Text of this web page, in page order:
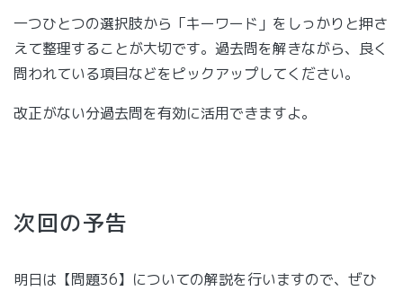
一つひとつの選択肢から「キーワード」をしっかりと押さ
えて整理することが大切です。過去問を解きながら、良く
問われている項目などをピックアップしてください。
改正がない分過去問を有効に活用できますよ。
次回の予告
明日は【問題36】についての解説を行いますので、ぜひ